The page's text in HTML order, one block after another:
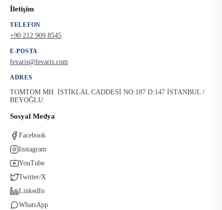
İletişim
TELEFON
+90 212 909 8545
E-POSTA
fevaris@fevaris.com
ADRES
TOMTOM MH. İSTİKLAL CADDESİ NO:187 D:147 İSTANBUL /
BEYOĞLU
Sosyal Medya
Facebook
Instagram
YouTube
Twitter/X
LinkedIn
WhatsApp